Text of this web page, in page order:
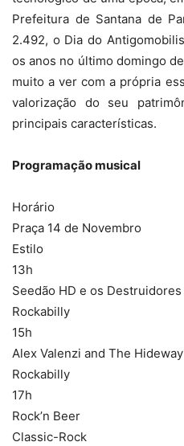
Prefeitura de Santana de
2.492, o Dia do
os anos no último domingo
muito a ver com a própria
valorização do seu
principais características.
Programação musical
Horário
Praça 14 de Novembro
Estilo
13h
Seedão HD e os
Rockabilly
15h
Alex Valenzi and The
Rockabilly
17h
Rock’n Beer
Classic-Rock